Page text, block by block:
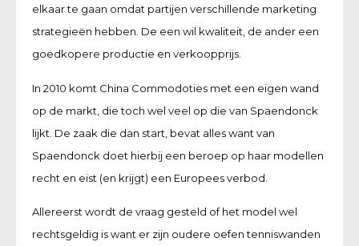
elkaar te gaan omdat partijen verschillende marketing
strategieën hebben. De een wil kwaliteit, de ander een
goedkopere productie en verkoopprijs.
In 2010 komt China Commodoties met een eigen wand
op de markt, die toch wel veel op die van Spaendonck
lijkt. De zaak die dan start, bevat alles want van
Spaendonck doet hierbij een beroep op haar modellen
recht en eist (en krijgt) een Europees verbod.
Allereerst wordt de vraag gesteld of het model wel
rechtsgeldig is want er zijn oudere oefen tenniswanden